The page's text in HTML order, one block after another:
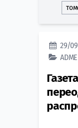
29/
ADME